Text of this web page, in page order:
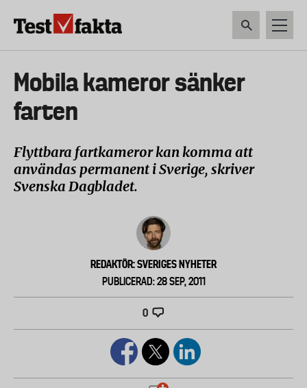
Huvudmeny
ny
Mobila kameror sänker
farten
Flyttbara fartkameror kan komma att
användas permanent i Sverige, skriver
Svenska Dagbladet.
REDAKTÖR: SVERIGES NYHETER
PUBLICERAD: 28 SEP, 2011
0